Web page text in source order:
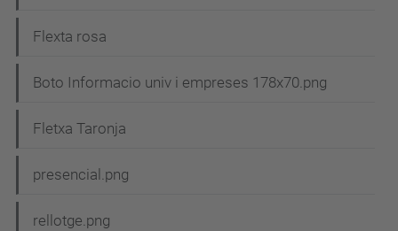
Flexta rosa
Boto Informacio univ i empreses 178x70.png
Fletxa Taronja
presencial.png
rellotge.png